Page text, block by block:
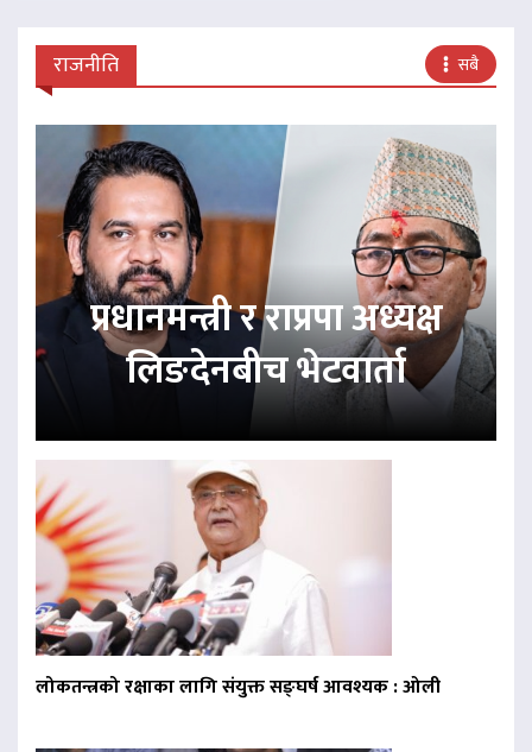
राजनीति सबै
प्रधानमन्त्री र राप्रपा अध्यक्ष
लिङदेनबीच भेटवार्ता
लोकतन्त्रको रक्षाका लागि संयुक्त सङ्घर्ष आवश्यक : ओली